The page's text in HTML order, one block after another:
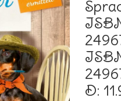
ISBN-
D: